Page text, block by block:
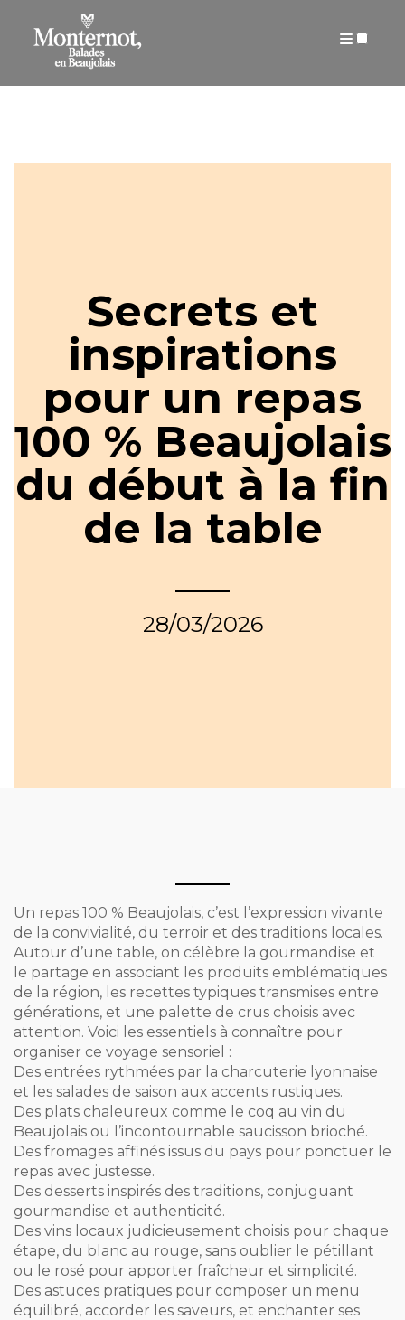
ARTICLES
Secrets et
inspirations
pour un repas
100 % Beaujolais
du début à la fin
de la table
28/03/2026
Un repas 100 % Beaujolais, c’est l’expression vivante
de la convivialité, du terroir et des traditions locales.
Autour d’une table, on célèbre la gourmandise et
le partage en associant les produits emblématiques
de la région, les recettes typiques transmises entre
générations, et une palette de crus choisis avec
attention. Voici les essentiels à connaître pour
organiser ce voyage sensoriel :
Des entrées rythmées par la charcuterie lyonnaise
et les salades de saison aux accents rustiques.
Des plats chaleureux comme le coq au vin du
Beaujolais ou l’incontournable saucisson brioché.
Des fromages affinés issus du pays pour ponctuer le
repas avec justesse.
Des desserts inspirés des traditions, conjuguant
gourmandise et authenticité.
Des vins locaux judicieusement choisis pour chaque
étape, du blanc au rouge, sans oublier le pétillant
ou le rosé pour apporter fraîcheur et simplicité.
Des astuces pratiques pour composer un menu
équilibré, accorder les saveurs, et enchanter ses